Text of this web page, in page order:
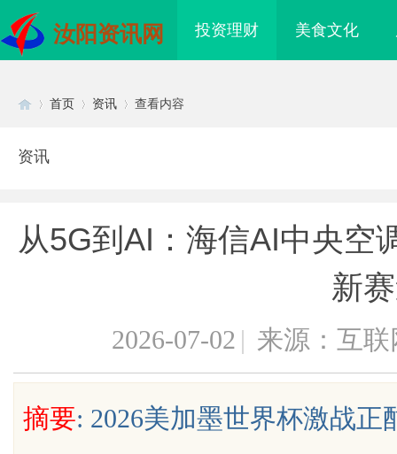
汝阳资讯网 投资理财 美食文化
首页 资讯 查看内容
资讯
从5G到AI：海信AI中央空
新
2026-07-02 | 来源：互联
摘要: 2026美加墨世界杯激战
究竟藏着哪些行业秘诀？